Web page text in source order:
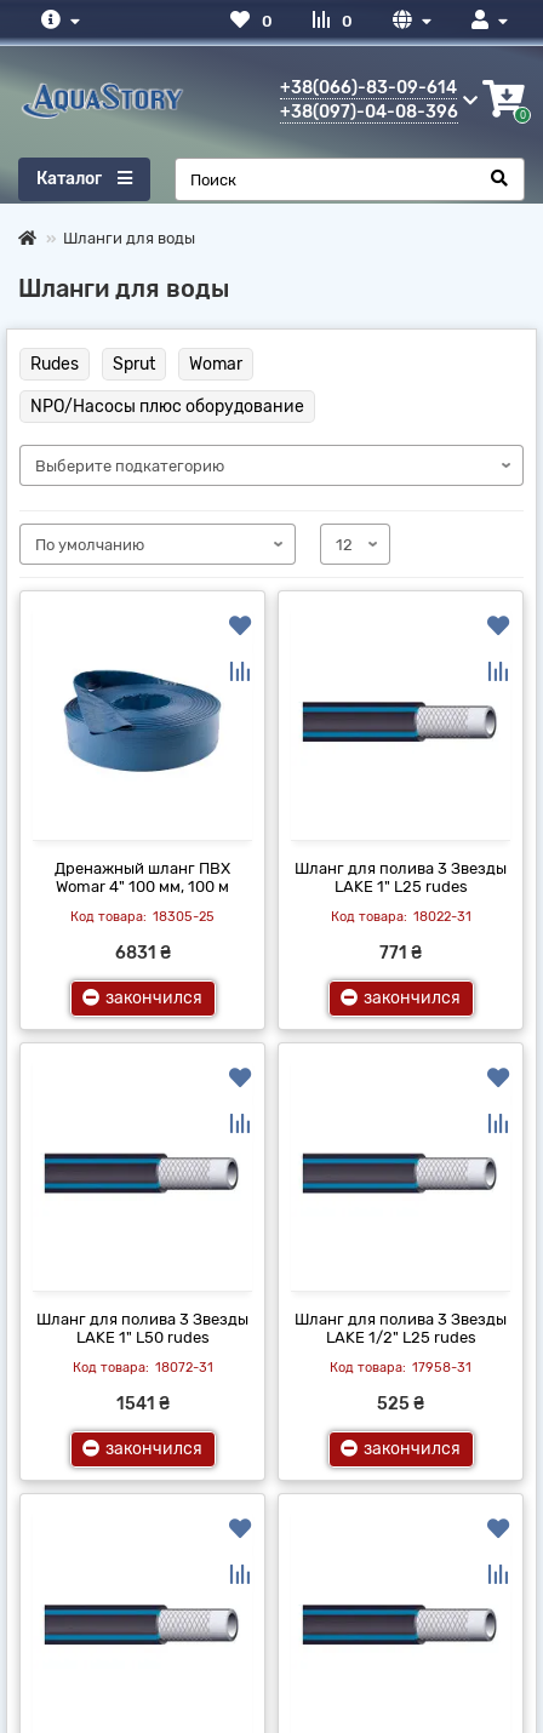
0
0
+38(066)-83-09-614
+38(097)-04-08-396
0
Каталог
Шланги для воды
Шланги для воды
Rudes Sprut Womar
NPO/Насосы плюс оборудование
Дренажный шланг ПВХ
Womar 4" 100 мм, 100 м
18305-25
6831 ₴
закончился
Шланг для полива 3 Звезды
LAKE 1" L25 rudes
18022-31
771 ₴
закончился
Шланг для полива 3 Звезды
LAKE 1" L50 rudes
18072-31
1541 ₴
закончился
Шланг для полива 3 Звезды
LAKE 1/2" L25 rudes
17958-31
525 ₴
закончился